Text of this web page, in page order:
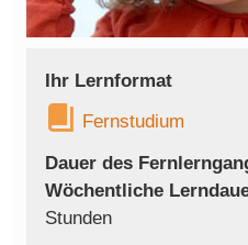
Ihr Lernformat
Fernstudium
Dauer des
Wöchentliche
Stunden